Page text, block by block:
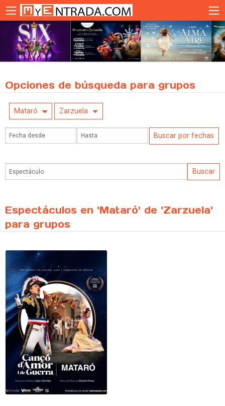
Opciones de búsqueda para grupos
Mataró Zarzuela
Espectáculos en 'Mataró' de 'Zarzuela'
para grupos